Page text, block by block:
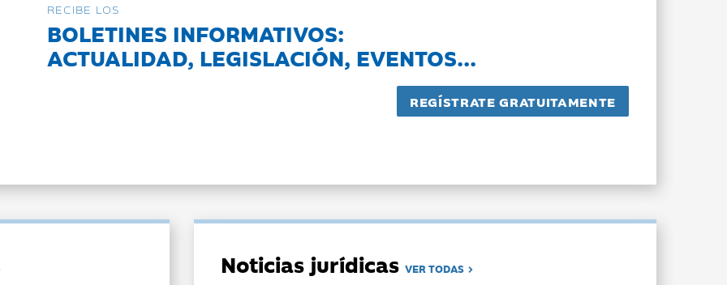
RECIBE LOS
BOLETINES INFORMATIVOS:
ACTUALIDAD, LEGISLACIÓN, EVENTOS...
Noticias jurídicasVER TODAS